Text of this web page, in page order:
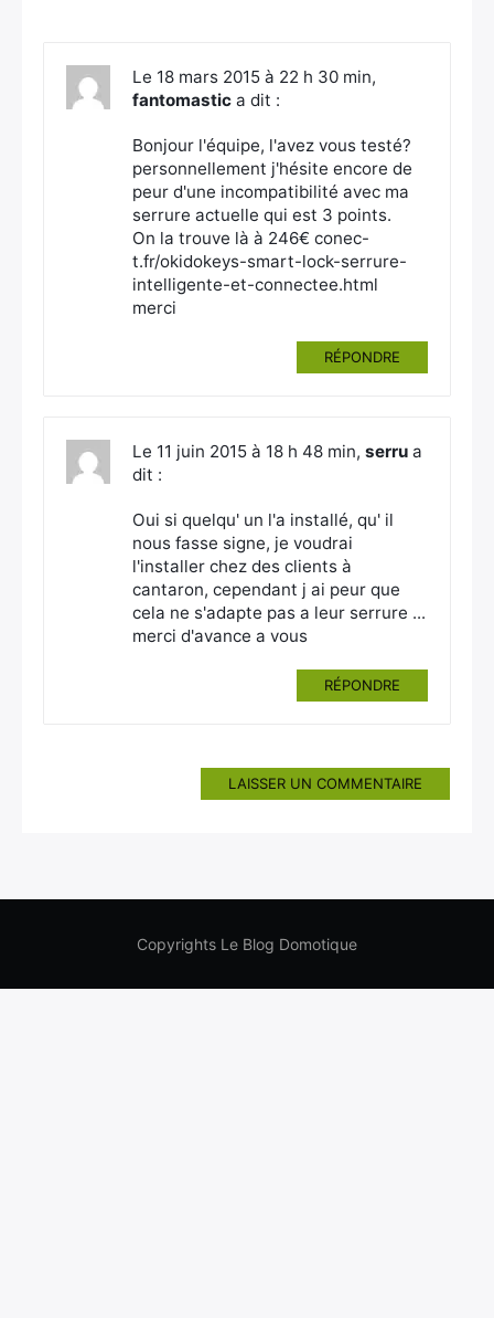
Le 18 mars 2015 à 22 h 30 min,
fantomastic a dit :
Bonjour l'équipe, l'avez vous testé?
personnellement j'hésite encore de
peur d'une incompatibilité avec ma
serrure actuelle qui est 3 points.
On la trouve là à 246€ conec-
t.fr/okidokeys-smart-lock-serrure-
intelligente-et-connectee.html
merci
RÉPONDRE
Le 11 juin 2015 à 18 h 48 min, serru a
dit :
Oui si quelqu' un l'a installé, qu' il
nous fasse signe, je voudrai
l'installer chez des clients à
cantaron, cependant j ai peur que
cela ne s'adapte pas a leur serrure ...
merci d'avance a vous
RÉPONDRE
LAISSER UN COMMENTAIRE
Copyrights Le Blog Domotique
Rechercher
: